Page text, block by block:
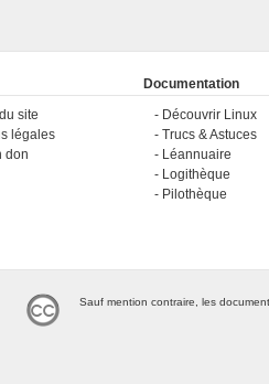
site
légales
don
Documentation
Découvrir Linux
Trucs & Astuces
Léannuaire
Logithèque
Pilothèque
Sauf mention contraire, les